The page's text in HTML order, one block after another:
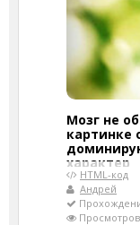
Мозг не
картинке
характер
HTML-код
Андрей